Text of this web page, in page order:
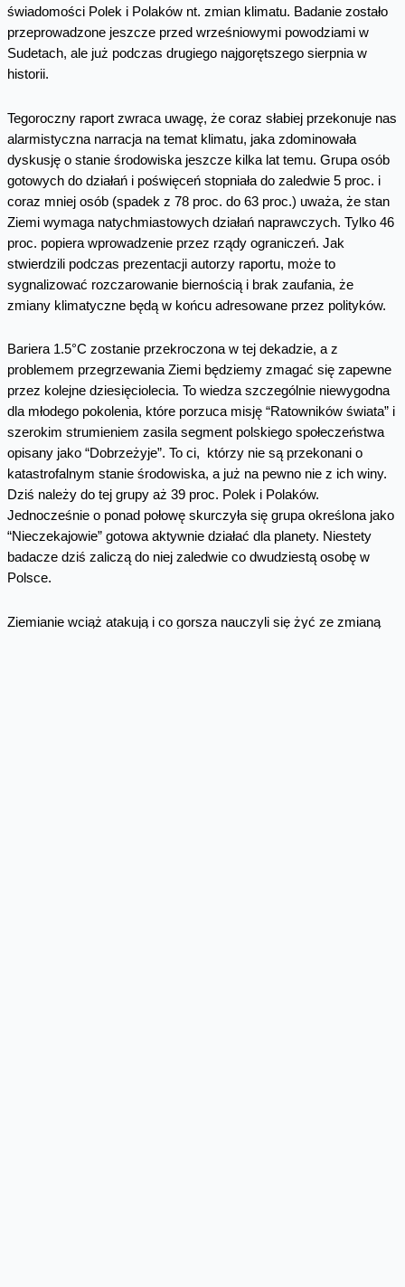
świadomości Polek i Polaków nt. zmian klimatu. Badanie zostało
przeprowadzone jeszcze przed wrześniowymi powodziami w
Sudetach, ale już podczas drugiego najgorętszego sierpnia w
historii.
Tegoroczny raport zwraca uwagę, że coraz słabiej przekonuje nas
alarmistyczna narracja na temat klimatu, jaka zdominowała
dyskusję o stanie środowiska jeszcze kilka lat temu. Grupa osób
gotowych do działań i poświęceń stopniała do zaledwie 5 proc. i
coraz mniej osób (spadek z 78 proc. do 63 proc.) uważa, że stan
Ziemi wymaga natychmiastowych działań naprawczych. Tylko 46
proc. popiera wprowadzenie przez rządy ograniczeń. Jak
stwierdzili podczas prezentacji autorzy raportu, może to
sygnalizować rozczarowanie biernością i brak zaufania, że
zmiany klimatyczne będą w końcu adresowane przez polityków.
Bariera 1.5°C zostanie przekroczona w tej dekadzie, a z
problemem przegrzewania Ziemi będziemy zmagać się zapewne
przez kolejne dziesięciolecia. To wiedza szczególnie niewygodna
dla młodego pokolenia, które porzuca misję “Ratowników świata” i
szerokim strumieniem zasila segment polskiego społeczeństwa
opisany jako “Dobrzeżyje”. To ci, którzy nie są przekonani o
katastrofalnym stanie środowiska, a już na pewno nie z ich winy.
Dziś należy do tej grupy aż 39 proc. Polek i Polaków.
Jednocześnie o ponad połowę skurczyła się grupa określona jako
“Nieczekajowie” gotowa aktywnie działać dla planety. Niestety
badacze dziś zaliczą do niej zaledwie co dwudziestą osobę w
Polsce.
Ziemianie wciąż atakują i co gorsza nauczyli się żyć ze zmianą